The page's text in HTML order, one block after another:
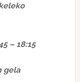
– 18:15
gela